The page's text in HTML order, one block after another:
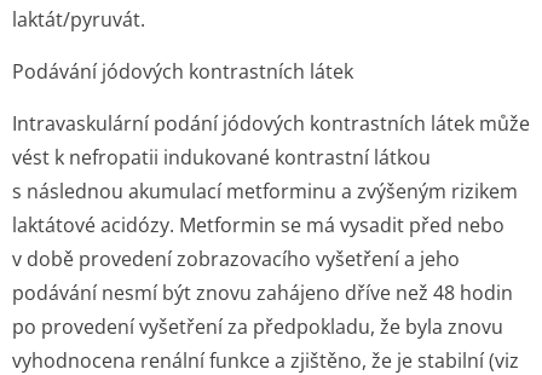
laktát/pyruvát.
Podávání jódových kontrastních látek
Intravaskulární podání jódových kontrastních látek může
vést k nefropatii indukované kontrastní látkou
s následnou akumulací metforminu a zvýšeným rizikem
laktátové acidózy. Metformin se má vysadit před nebo
v době provedení zobrazovacího vyšetření a jeho
podávání nesmí být znovu zahájeno dříve než 48 hodin
po provedení vyšetření za předpokladu, že byla znovu
vyhodnocena renální funkce a zjištěno, že je stabilní (viz